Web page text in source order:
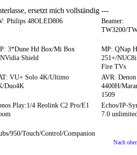
ersetzt mich vollständig ---
Philips 48OLED806
Beamer:
TW3200/
3*Dune Hd Box/Mi Box
Shield
MP: QNap
251+/
Fire TVs
VU+ Solo 4K/Ultimo
Duo4K
AVR: Denon
4400H/
1509
Play:1/4 Reolink C2 Pro/E1
Echos/IP-
7.0
950/Touch/Control/Companion
Nach